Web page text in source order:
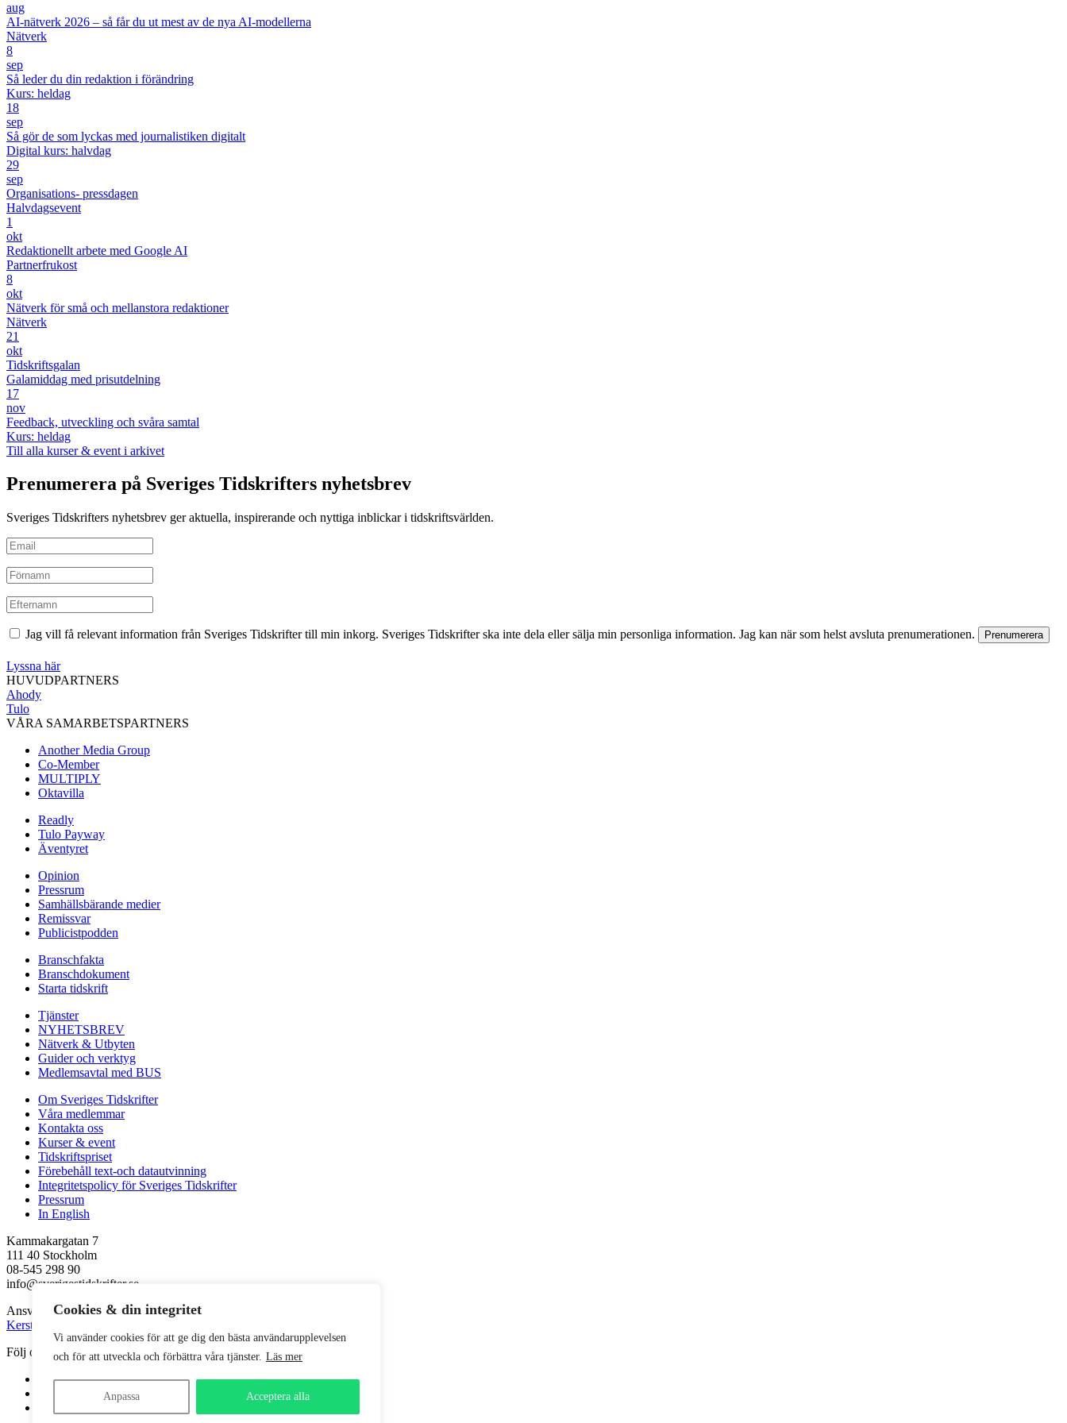
Cookies & din integritet
Vi använder cookies för att ge dig den bästa användarupplevelsen
och för att utveckla och förbättra våra tjänster. Läs mer
Anpassa Acceptera alla
aug
AI-nätverk 2026 – så får du ut mest av de nya AI-modellerna
Nätverk
8
sep
Så leder du din redaktion i förändring
Kurs: heldag
18
sep
Så gör de som lyckas med journalistiken digitalt
Digital kurs: halvdag
29
sep
Organisations- pressdagen
Halvdagsevent
1
okt
Redaktionellt arbete med Google AI
Partnerfrukost
8
okt
Nätverk för små och mellanstora redaktioner
Nätverk
21
okt
Tidskriftsgalan
Galamiddag med prisutdelning
17
nov
Feedback, utveckling och svåra samtal
Kurs: heldag
Till alla kurser & event i arkivet
Prenumerera på Sveriges Tidskrifters nyhetsbrev
Sveriges Tidskrifters nyhetsbrev ger aktuella, inspirerande och nyttiga inblickar i tidskriftsvärlden.
Jag vill få relevant information från Sveriges Tidskrifter till min inkorg. Sveriges Tidskrifter ska inte dela eller sälja min personliga information. Jag kan när som helst avsluta prenumerationen.
Lyssna här
HUVUDPARTNERS
Ahody
Tulo
VÅRA SAMARBETSPARTNERS
Another Media Group
Co-Member
MULTIPLY
Oktavilla
Readly
Tulo Payway
Äventyret
Opinion
Pressrum
Samhällsbärande medier
Remissvar
Publicistpodden
Branschfakta
Branschdokument
Starta tidskrift
Tjänster
NYHETSBREV
Nätverk & Utbyten
Guider och verktyg
Medlemsavtal med BUS
Om Sveriges Tidskrifter
Våra medlemmar
Kontakta oss
Kurser & event
Tidskriftspriset
Förebehåll text-och datautvinning
Integritetspolicy för Sveriges Tidskrifter
Pressrum
In English
Kammakargatan 7
111 40 Stockholm
08-545 298 90
info@sverigestidskrifter.se
Ansvarig utgivare
Kerstin Neld
Följ oss
Facebook